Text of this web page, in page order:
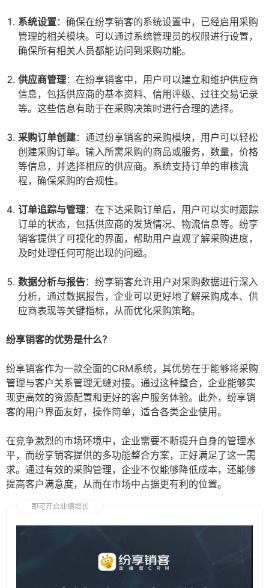
系统设置：确保在纷享销客的系统设置中，已经启用采购
管理的相关模块。可以通过系统管理员的权限进行设置，
确保所有相关人员都能访问到采购功能。
供应商管理：在纷享销客中，用户可以建立和维护供应商
信息，包括供应商的基本资料、信用评级、过往交易记录
等。这些信息有助于在采购决策时进行合理的选择。
采购订单创建：通过纷享销客的采购模块，用户可以轻松
创建采购订单。输入所需采购的商品或服务，数量，价格
等信息，并选择相应的供应商。系统支持订单的审核流
程，确保采购的合规性。
订单追踪与管理：在下达采购订单后，用户可以实时跟踪
订单的状态，包括供应商的发货情况、物流信息等。纷享
销客提供了可视化的界面，帮助用户直观了解采购进度，
及时处理任何可能出现的问题。
数据分析与报告：纷享销客允许用户对采购数据进行深入
分析，通过数据报告，企业可以更好地了解采购成本、供
应商表现等关键指标，从而优化采购策略。
纷享销客的优势是什么？
纷享销客作为一款全面的CRM系统，其优势在于能够将采购
管理与客户关系管理无缝对接。通过这种整合，企业能够实
现更高效的资源配置和更好的客户服务体验。此外，纷享销
客的用户界面友好，操作简单，适合各类企业使用。
在竞争激烈的市场环境中，企业需要不断提升自身的管理水
平，而纷享销客提供的多功能整合方案，正好满足了这一需
求。通过有效的采购管理，企业不仅能够降低成本，还能够
提高客户满意度，从而在市场中占据更有利的位置。
即可开启业绩增长